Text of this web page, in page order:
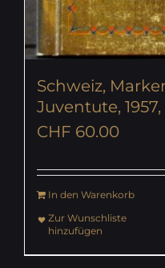
Schweiz,
Juventute,
CHF 60.00
In den Warenkorb
Zur Wunschliste
hinzufügen